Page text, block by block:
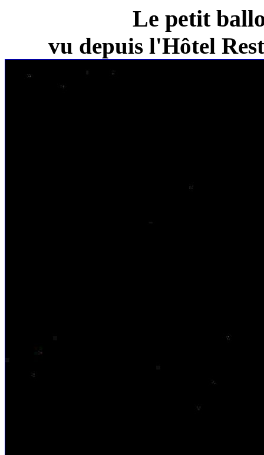
Le petit
vu depuis l'Hôtel